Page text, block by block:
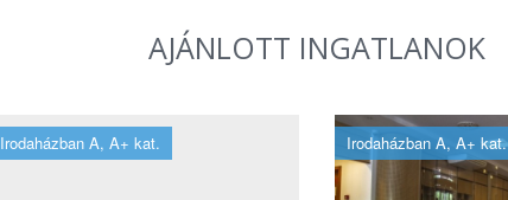
AJÁNLOTT INGATLANOK
Irodaházban A, A+ kat. Irodaházban A, A+ kat.